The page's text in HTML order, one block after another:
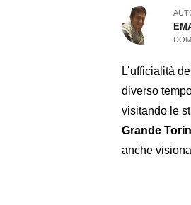
L’ufficialità
diverso
visitando le
Grande
anche